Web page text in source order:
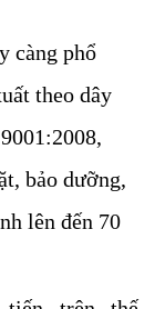
càng phổ
theo dây
bảo dưỡng,
lên đến 70